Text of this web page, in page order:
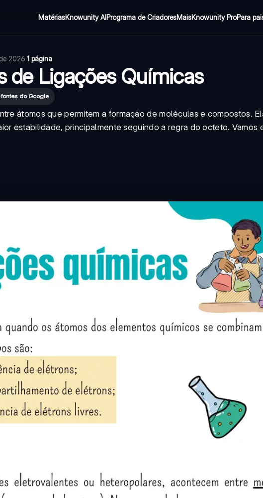
MatériasKnowunity AIPrograma de CriadoresMaisKnowunity ProPara
2026·1 página
de Ligações Químicas
do Google
átomos que permitem a formação de moléculas e compostos.
estabilidade, principalmente seguindo a regra do octeto. Vamos